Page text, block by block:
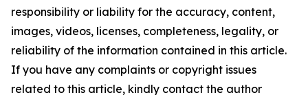
responsibility or liability for the accuracy, content,
images, videos, licenses, completeness, legality, or
reliability of the information contained in this article.
If you have any complaints or copyright issues
related to this article, kindly contact the author